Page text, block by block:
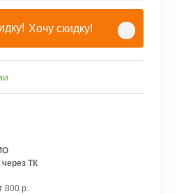
Хочу скидку!
ТК
800 р.